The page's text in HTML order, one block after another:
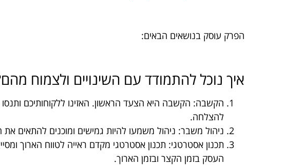
הפרק עוסק בנושאים הבאים:
איך נוכל להתמודד עם השינויים ולצמוח
הקשבה: הקשבה היא הצעד הראשון. האזינו ללקוחותיכם
להצלחה.
ניהול משבר: ניהול משמעו להיות גמישים ומוכנים להתאים
תכנון אסטרטגי: תכנון אסטרטגי מקדם ראייה לטווח הארוך
העסק בזמן הקצר ובזמן הארוך.